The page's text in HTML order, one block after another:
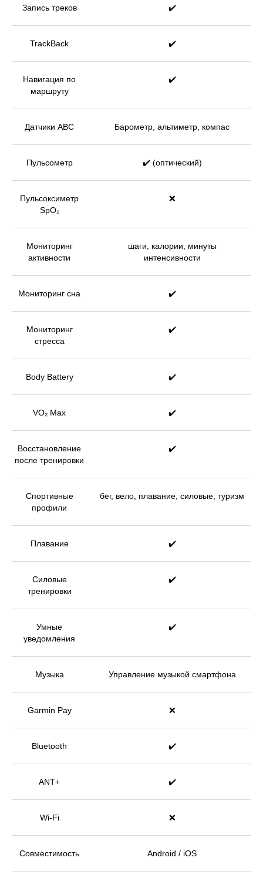
Запись треков ✔️
TrackBack ✔️
Навигация по
маршруту
✔️
Датчики ABC Барометр, альтиметр, компас
Пульсометр ✔️ (оптический)
Пульсоксиметр
SpO₂
❌
Мониторинг
активности
шаги, калории, минуты
интенсивности
Мониторинг сна ✔️
Мониторинг
стресса
✔️
Body Battery ✔️
VO₂ Max ✔️
Восстановление
после тренировки
✔️
Спортивные
профили
бег, вело, плавание, силовые, туризм
Плавание ✔️
Силовые
тренировки
✔️
Умные
уведомления
✔️
Музыка Управление музыкой смартфона
Garmin Pay ❌
Bluetooth ✔️
ANT+ ✔️
Wi-Fi ❌
Совместимость Android / iOS